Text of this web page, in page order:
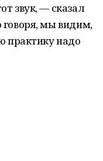
звук, — сказал
говоря, мы видим,
практику надо